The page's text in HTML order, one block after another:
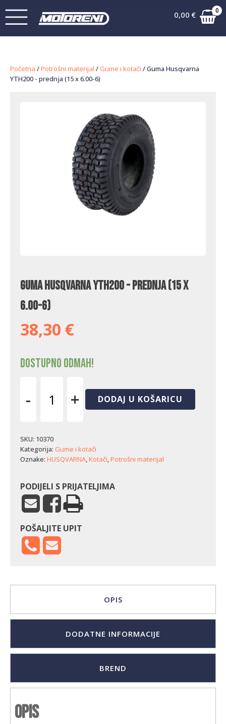
0,00 € 0
Početna /Potrošni materijal / Gume i kotači / Guma Husqvarna
YTH200 - prednja (15 x 6.00-6)
Guma Husqvarna YTH200 - prednja (15 x
6.00-6)
38,30 €
Dostupno odmah!
-
-
prednja
(15
6)
količina
+ DODAJ U KOŠARICU
SKU: 10370
Kategorija: Gume i kotači
Oznake: HUSQVARNA,Kotači,Potrošni materijal
PODIJELI S PRIJATELJIMA
POŠALJITE UPIT
OPIS
DODATNE INFORMACIJE
BREND
Opis